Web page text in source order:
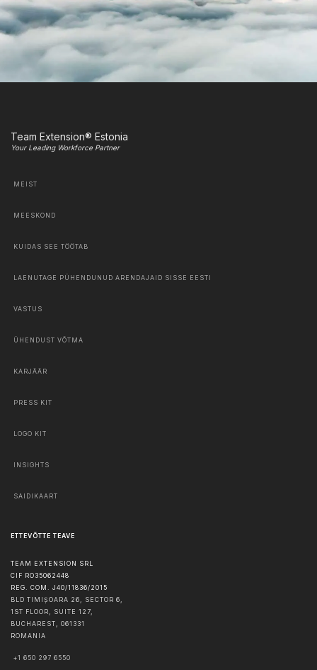
Team Extension® Estonia
Your Leading Workforce Partner
MEIST
MEESKOND
KUIDAS SEE TÖÖTAB
LAENUTAGE PÜHENDUNUD ARENDAJAID SISSE EESTI
VASTUS
ÜHENDUST VÕTMA
KARJÄÄR
PRESS KIT
LOGO KIT
INSIGHTS
SAIDIKAART
ETTEVÕTTE TEAVE
TEAM EXTENSION SRL
CIF RO35062448
REG. COM. J40/11836/2015
BLD TIMIȘOARA 26, SECTOR 6,
1ST FLOOR, SUITE 127,
BUCHAREST, 061331
ROMANIA
+1 650 297 6550